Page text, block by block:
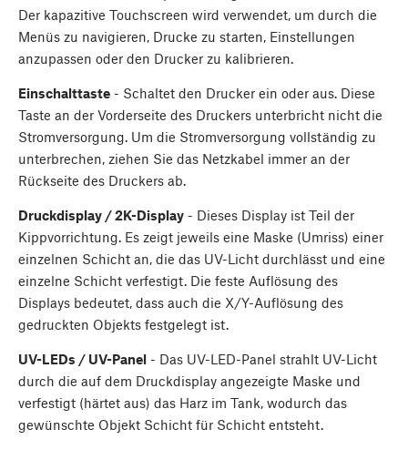
Der kapazitive Touchscreen wird verwendet, um durch die
Menüs zu navigieren, Drucke zu starten, Einstellungen
anzupassen oder den Drucker zu kalibrieren.
Einschalttaste - Schaltet den Drucker ein oder aus. Diese
Taste an der Vorderseite des Druckers unterbricht nicht die
Stromversorgung. Um die Stromversorgung vollständig zu
unterbrechen, ziehen Sie das Netzkabel immer an der
Rückseite des Druckers ab.
Druckdisplay / 2K-Display - Dieses Display ist Teil der
Kippvorrichtung. Es zeigt jeweils eine Maske (Umriss) einer
einzelnen Schicht an, die das UV-Licht durchlässt und eine
einzelne Schicht verfestigt. Die feste Auflösung des
Displays bedeutet, dass auch die X/Y-Auflösung des
gedruckten Objekts festgelegt ist.
UV-LEDs / UV-Panel - Das UV-LED-Panel strahlt UV-Licht
durch die auf dem Druckdisplay angezeigte Maske und
verfestigt (härtet aus) das Harz im Tank, wodurch das
gewünschte Objekt Schicht für Schicht entsteht.